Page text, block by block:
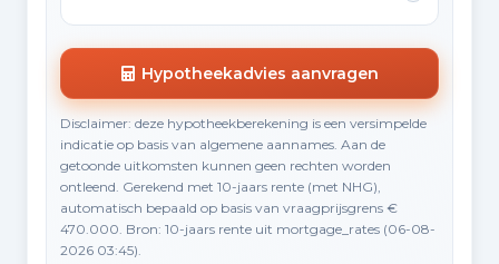
Hypotheekadvies aanvragen
Disclaimer: deze hypotheekberekening is een versimpelde
indicatie op basis van algemene aannames. Aan de
getoonde uitkomsten kunnen geen rechten worden
ontleend. Gerekend met 10-jaars rente (met NHG),
automatisch bepaald op basis van vraagprijsgrens €
470.000. Bron: 10-jaars rente uit mortgage_rates (06-08-
2026 03:45).